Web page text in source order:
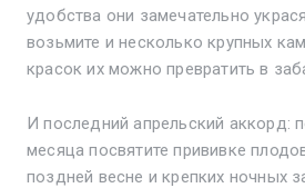
удобства они замечательно
возьмите и несколько крупных
красок их можно превратить в
И последний апрельский аккорд:
месяца посвятите прививке
поздней весне и крепких ночных